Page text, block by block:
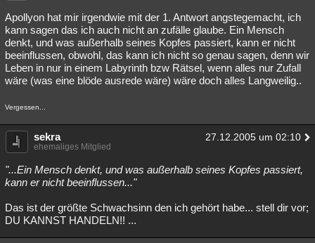
Apollyon hat mir irgendwie mit der 1. Antwort angstegemacht, ich
kann sagen das ich auch nicht an zufälle glaube. Ein Mensch
denkt, und was außerhalb seines Kopfes passiert, kann er nicht
beeinflussen, obwohl, das kann ich nicht so genau sagen, denn wir
Leben in nur in einem Labyrinth bzw Rätsel, wenn alles nur Zufall
wäre (was eine blöde ausrede wäre) wäre doch alles Langweilig..
Vergessen...
sekra 27.12.2005 um 02:10
ehemaliges Mitglied
"...Ein Mensch denkt, und was außerhalb seines Kopfes passiert,
kann er nicht beeinflussen..."
Das ist der größte Schwachsinn den ich gehört habe... stell dir vor;
DU KANNST HANDELN!! ...